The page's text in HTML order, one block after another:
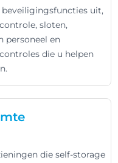
uit,
sloten,
personeel en
die u helpen
die self-storage